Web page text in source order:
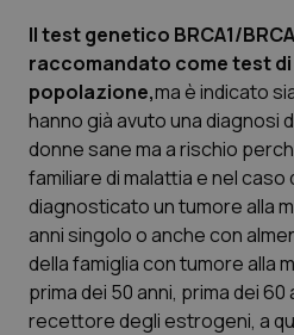
Sardegna
Sicilia
Toscana
Umbria
Valle D’Aosta
Malattia di Crohn &
Neuroscienze &
Obesità
Oftalmologia
Oncodermatologia
Il test genetico BRCA1/
raccomandato come test di
popolazione,ma è indicato
hanno già avuto una diagnosi
donne sane ma a rischio
familiare di malattia e nel
diagnosticato un tumore alla
anni singolo o anche con
della famiglia con tumore alla
prima dei 50 anni, prima dei
recettore degli estrogeni, a